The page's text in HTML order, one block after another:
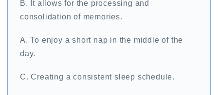
B. It allows for the processing and
consolidation of memories.
A. To enjoy a short nap in the middle of the
day.
C. Creating a consistent sleep schedule.